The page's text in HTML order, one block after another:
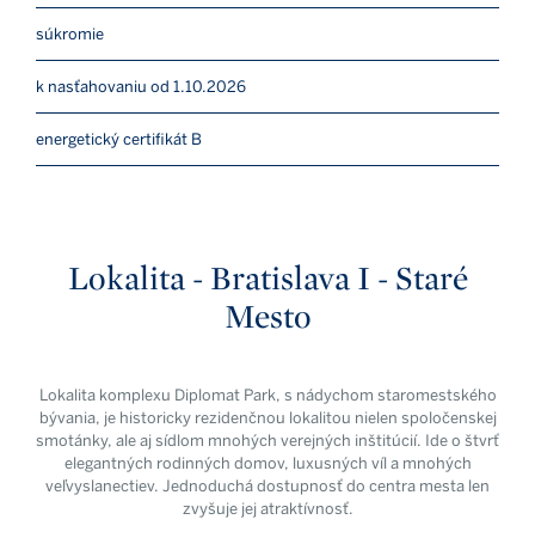
súkromie
k nasťahovaniu od 1.10.2026
energetický certifikát B
Lokalita - Bratislava I - Staré
Mesto
Lokalita komplexu Diplomat Park, s nádychom staromestského
bývania, je historicky rezidenčnou lokalitou nielen spoločenskej
smotánky, ale aj sídlom mnohých verejných inštitúcií. Ide o štvrť
elegantných rodinných domov, luxusných víl a mnohých
veľvyslanectiev. Jednoduchá dostupnosť do centra mesta len
zvyšuje jej atraktívnosť.